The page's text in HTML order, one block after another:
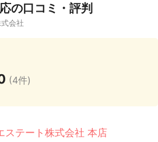
の口コミ・評判
会社
(4件)
ステート株式会社 本店